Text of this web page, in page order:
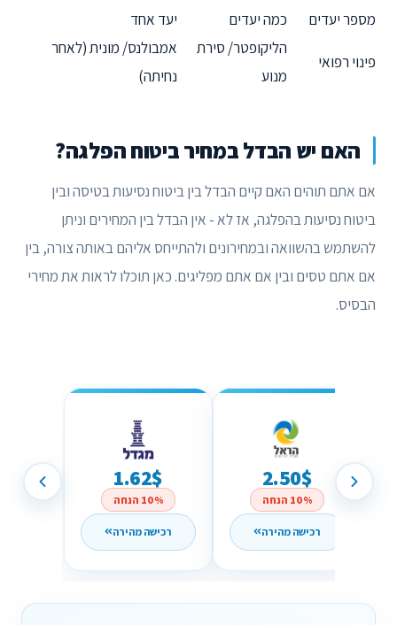
מספר יעדים
כמה יעדים יעד אחד
פינוי רפואי
הליקופטר/ סירת
מנוע
אמבולנס/ מונית (לאחר
נחיתה)
האם יש הבדל במחיר ביטוח הפלגה?
אם אתם תוהים האם קיים הבדל בין ביטוח נסיעות בטיסה ובין
ביטוח נסיעות בהפלגה, אז לא - אין הבדל בין המחירים וניתן
להשתמש בהשוואה ובמחירונים ולהתייחס אליהם באותה צורה, בין
אם אתם טסים ובין אם אתם מפליגים. כאן תוכלו לראות את מחירי
הבסיס.
1.62$
10% הנחה
רכישה מהירה
2.50$
10% הנחה
רכישה מהירה